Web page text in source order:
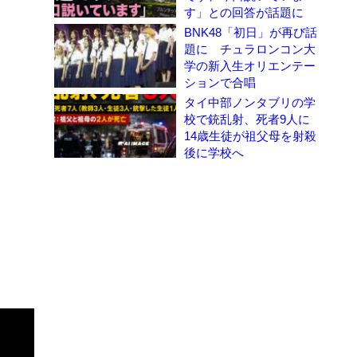
す」との回答が話題に
BNK48「初日」が再び話
題に チュラロンコン大
学の新入生オリエンテー
ションで合唱
タイ中部ノンタブリの学
校で銃乱射、死者9人に
14歳生徒が祖父母を射殺
後に学校へ